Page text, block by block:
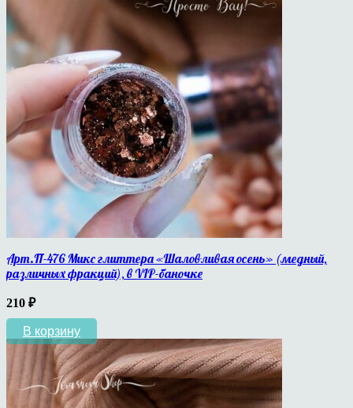
Арт.П-476 Микс глиттера «Шаловливая осень» (медный,
различных фракций), в VIP-баночке
210 ₽
В корзину